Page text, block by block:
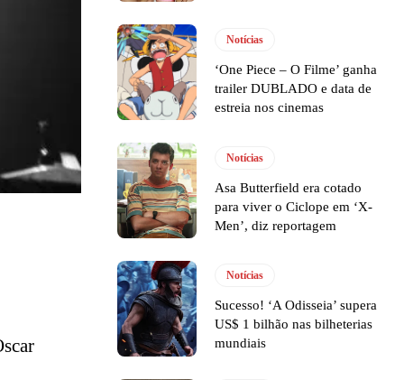
Notícias
‘One Piece – O Filme’ ganha
trailer DUBLADO e data de
estreia nos cinemas
Notícias
Asa Butterfield era cotado
para viver o Ciclope em ‘X-
Men’, diz reportagem
Notícias
Sucesso! ‘A Odisseia’ supera
US$ 1 bilhão nas bilheterias
mundiais